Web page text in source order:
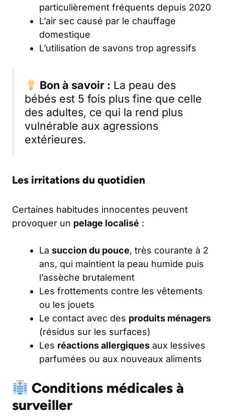
particulièrement fréquents depuis 2020
L’air sec causé par le chauffage
domestique
L’utilisation de savons trop agressifs
Bon à savoir : La peau des
bébés est 5 fois plus fine que celle
des adultes, ce qui la rend plus
vulnérable aux agressions
extérieures.
Les irritations du quotidien
Certaines habitudes innocentes peuvent
provoquer un pelage localisé :
La succion du pouce, très courante à 2
ans, qui maintient la peau humide puis
l’assèche brutalement
Les frottements contre les vêtements
ou les jouets
Le contact avec des produits ménagers
(résidus sur les surfaces)
Les réactions allergiques aux lessives
parfumées ou aux nouveaux aliments
Conditions médicales à
surveiller